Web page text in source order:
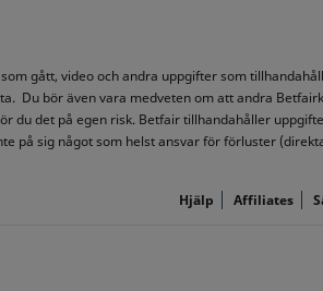
gått, video och andra uppgifter som
Du bör även vara medveten om att andra
du det på egen risk. Betfair tillhandahåller
på sig något som helst ansvar för förluster
Hjälp Affiliates